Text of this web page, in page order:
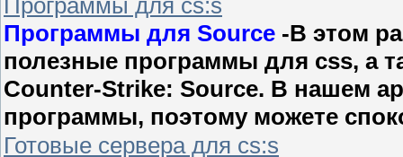
Программы для Source -В этом
полезные программы для css, а
Counter-Strike: Source. В нашем
программы, поэтому можете
Готовые сервера для cs:s